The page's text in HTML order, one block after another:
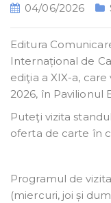
04/06/2026
Editura
Internațional de
ediţia a XIX-a,
2026, în Pavilionul
Puteţi vizita
oferta de carte în
Programul de
(miercuri, joi și